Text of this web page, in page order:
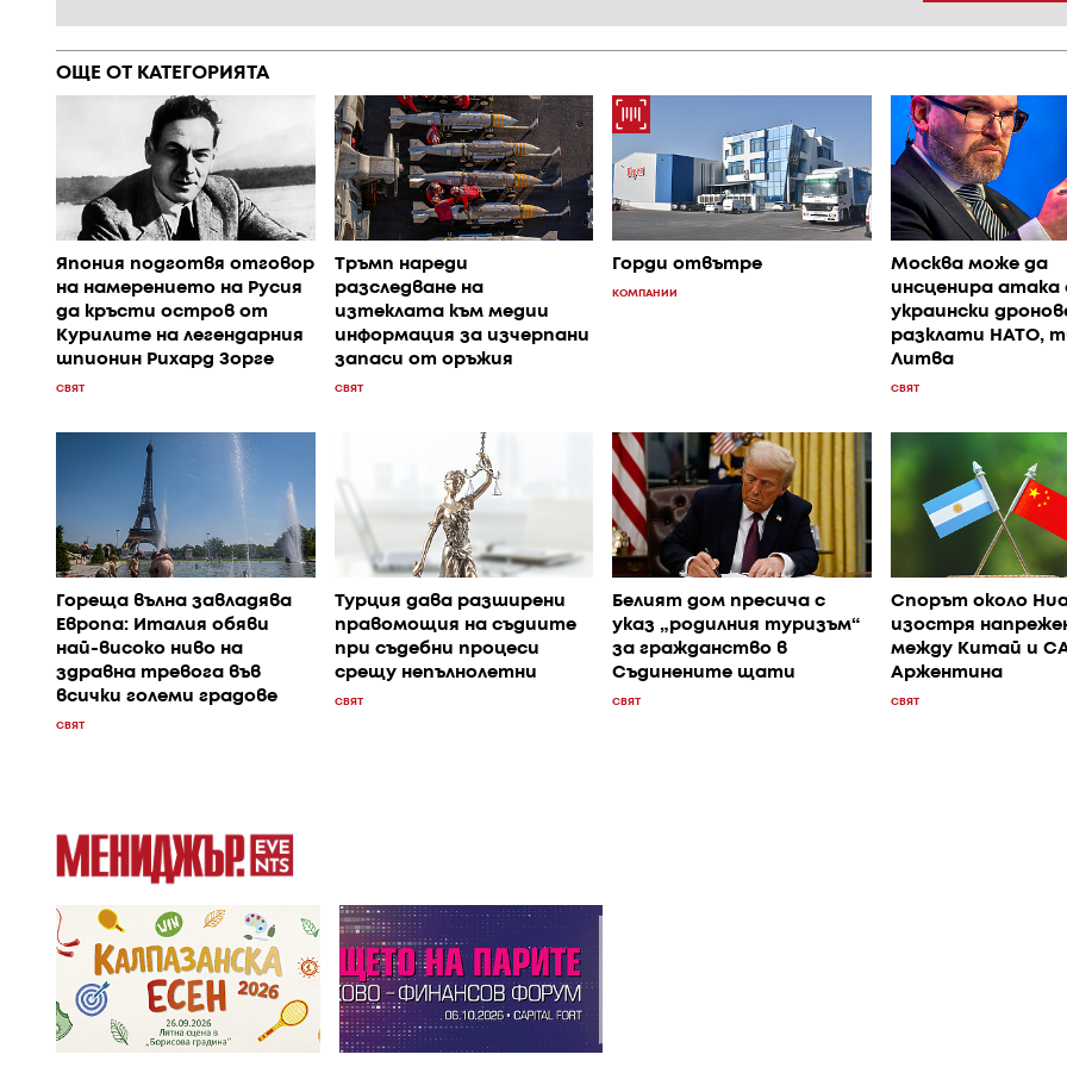
ОЩЕ ОТ КАТЕГОРИЯТА
Япония подготвя отговор
на намерението на Русия
да кръсти остров от
Курилите на легендарния
шпионин Рихард Зорге
СВЯТ
Тръмп нареди
разследване на
изтеклата към медии
информация за изчерпани
запаси от оръжия
СВЯТ
Горди отвътре
КОМПАНИИ
Москва може да
инсценира атака
украински
разклати НАТО,
Литва
СВЯТ
Гореща вълна завладява
Европа: Италия обяви
най-високо ниво на
здравна тревога във
всички големи градове
СВЯТ
Турция дава разширени
правомощия на съдиите
при съдебни процеси
срещу непълнолетни
СВЯТ
Белият дом пресича с
указ „родилния туризъм“
за гражданство в
Съдинените щати
СВЯТ
Спорът около
изостря
между Китай и
Аржентина
СВЯТ